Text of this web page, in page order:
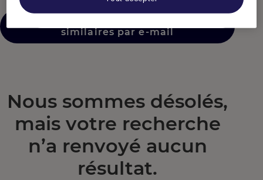
similaires par e-mail
Nous sommes désolés,
mais votre recherche
n’a renvoyé aucun
résultat.